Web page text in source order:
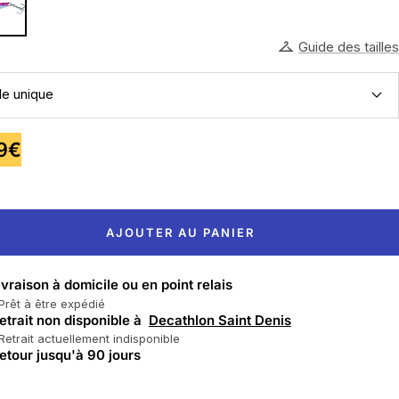
Guide des tailles
unique
AJOUTER AU PANIER
à domicile ou en point relais
à être expédié
non disponible à Decathlon Saint Denis
actuellement indisponible
jusqu'à 90 jours